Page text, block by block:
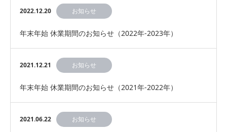
2022.12.20 お知らせ
年末年始 休業期間のお知らせ（2022年-2023年）
2021.12.21 お知らせ
年末年始 休業期間のお知らせ（2021年-2022年）
2021.06.22 お知らせ